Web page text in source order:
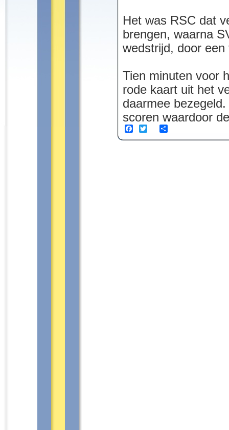
Het was RSC dat
brengen, waarna
wedstrijd, door
Tien minuten voor
rode kaart uit het
daarmee
scoren waardoor